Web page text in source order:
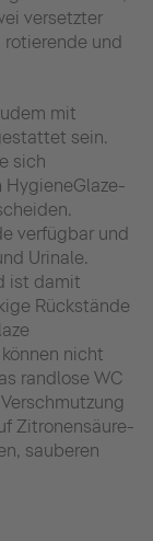
versetzter
rotierende und
mit
sein.
sich
HygieneGlaze-
verfügbar und
Urinale.
ist damit
Rückstände
nicht
randlose WC
Zitronensäure-
sauberen